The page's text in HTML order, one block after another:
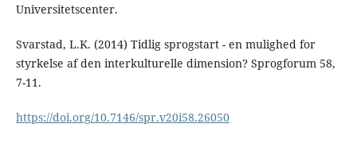
Universitetscenter.
Svarstad, L.K. (2014) Tidlig sprogstart - en mulighed for
styrkelse af den interkulturelle dimension? Sprogforum 58,
7-11.
https://doi.org/10.7146/spr.v20i58.26050